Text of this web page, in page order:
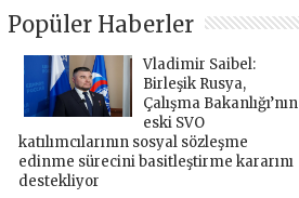
Popüler Haberler
Vladimir Saibel:
Birleşik Rusya,
Çalışma Bakanlığı’nın
eski SVO
katılımcılarının sosyal sözleşme
edinme sürecini basitleştirme kararını
destekliyor